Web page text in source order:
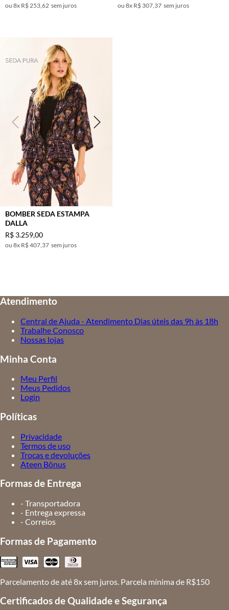
8x R$ 253,62 sem juros 8x R$ 307,37 sem juros
BOMBER SEDA ESTAMPA
DALLA
R$ 3.259,00
8x R$ 407,37 sem juros
Atendimento
Central de Ajuda - Atendimento Dias úteis das 9h às 18h
Trabalhe Conosco
Nossas lojas
Minha Conta
Meu Perfil
Meus Pedidos
Login
Políticas
Privacidade
Termos de uso
Trocas e devoluções
Ateen Bônus
Formas de Entrega
- Transportadora
- Entrega expressa
- Correios
Formas de Pagamento
Parcelamento de até 8x sem juros. Parcela mínima de R$150
Certificados de Qualidade e Segurança